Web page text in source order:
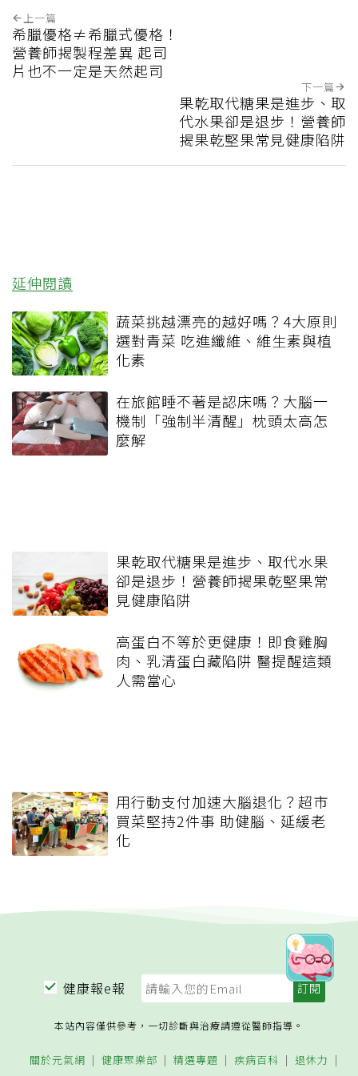
上一篇
希臘優格≠希臘式優格！
營養師揭製程差異 起司
片也不一定是天然起司
下一篇
果乾取代糖果是進步、取
代水果卻是退步！營養師
揭果乾堅果常見健康陷阱
延伸閱讀
蔬菜挑越漂亮的越好嗎？4大原則
選對青菜 吃進纖維、維生素與植
化素
在旅館睡不著是認床嗎？大腦一
機制「強制半清醒」枕頭太高怎
麼解
果乾取代糖果是進步、取代水果
卻是退步！營養師揭果乾堅果常
見健康陷阱
高蛋白不等於更健康！即食雞胸
肉、乳清蛋白藏陷阱 醫提醒這類
人需當心
用行動支付加速大腦退化？超市
買菜堅持2件事 助健腦、延緩老
化
健康報e報
本站內容僅供參考，一切診斷與治療請遵從醫師指導。
關於元氣網 健康聚樂部 精選專題 疾病百科 退休力